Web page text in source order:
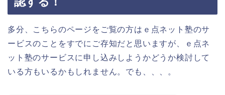
多分、こちらのページをご覧の方はｅ点ネット塾のサ
ービスのことをすでにご存知だと思いますが、ｅ点ネ
ット塾のサービスに申し込みしようかどうか検討して
いる方もいるかもしれません。でも、、、。